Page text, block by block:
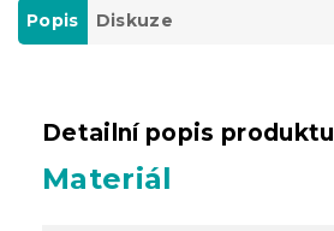
Popis Diskuze
Detailní popis produktu
Materiál